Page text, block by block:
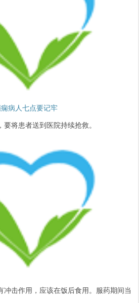
病人七点要记牢
将患者送到医院持续抢救。
击作用，应该在饭后食用。服药期间当